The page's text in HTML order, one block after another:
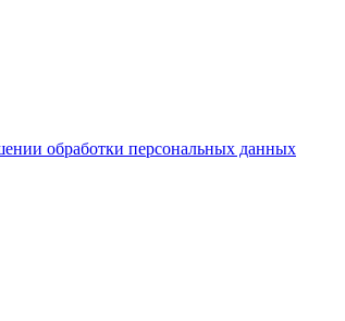
обработки персональных данных